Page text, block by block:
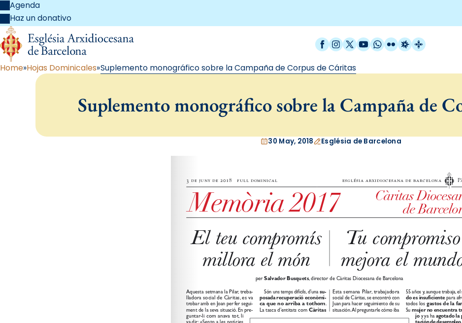
Agenda
Haz un donativo
Facebook
Instagram
X / Twitter
YouTube
WhatsApp
FlickrRadio Estel
Catalunya
Home Hojas Dominicales Suplemento monográfico sobre la Campaña de Corpus de Cáritas
Suplemento monográfico sobre la Campaña de
30 May, 2018 Església de Barcelona